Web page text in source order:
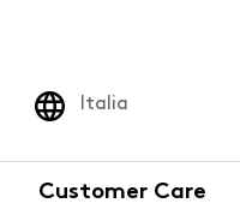
Italia
Customer Care